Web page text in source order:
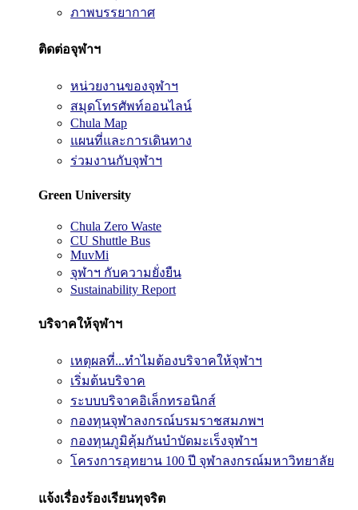
ภาพบรรยากาศ
ติดต่อจุฬาฯ
หน่วยงานของจุฬาฯ
สมุดโทรศัพท์ออนไลน์
Chula Map
แผนที่และการเดินทาง
ร่วมงานกับจุฬาฯ
Green University
Chula Zero Waste
CU Shuttle Bus
MuvMi
จุฬาฯ กับความยั่งยืน
Sustainability Report
บริจาคให้จุฬาฯ
เหตุผลที่...ทำไมต้องบริจาคให้จุฬาฯ
เริ่มต้นบริจาค
ระบบบริจาคอิเล็กทรอนิกส์
กองทุนจุฬาลงกรณ์บรมราชสมภพฯ
กองทุนภูมิคุ้มกันบำบัดมะเร็งจุฬาฯ
โครงการอุทยาน 100 ปี จุฬาลงกรณ์มหาวิทยาลัย
แจ้งเรื่องร้องเรียนทุจริต